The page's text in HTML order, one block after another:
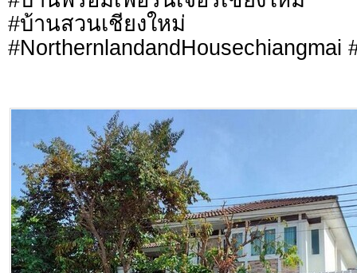
#บ้านสวนเชียงใหม่
#NorthernlandandHousechiangmai